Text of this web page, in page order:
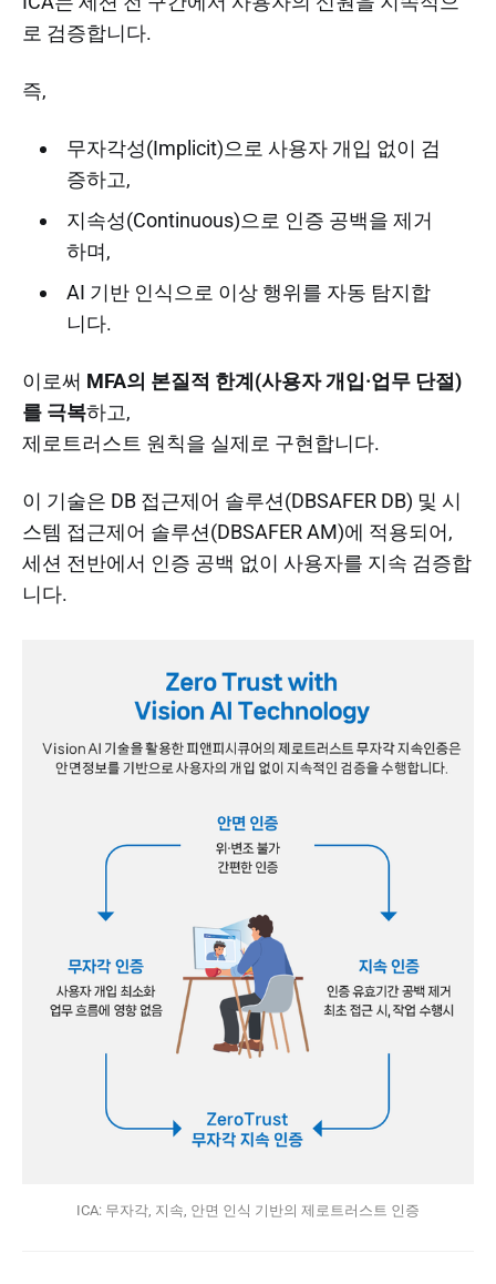
로 검증합니다.
즉,
무자각성(Implicit)으로 사용자 개입 없이 검
증하고,
지속성(Continuous)으로 인증 공백을 제거
하며,
AI 기반 인식으로 이상 행위를 자동 탐지합
니다.
이로써 MFA의 본질적 한계(사용자 개입·업무 단절)
를 극복하고,
제로트러스트 원칙을 실제로 구현합니다.
이 기술은 DB 접근제어 솔루션(DBSAFER DB) 및 시
스템 접근제어 솔루션(DBSAFER AM)에 적용되어,
세션 전반에서 인증 공백 없이 사용자를 지속 검증합
니다.
ICA: 무자각, 지속, 안면 인식 기반의 제로트러스트 인증